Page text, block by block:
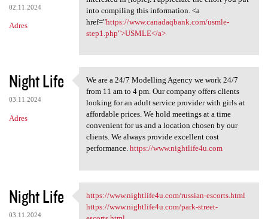
02.11.2024
Adres
into compiling this information. <a
href="https://www.canadaqbank.com/usmle-
step1.php">USMLE</a>
Night Life
03.11.2024
Adres
We are a 24/7 Modelling
We are a 24/7 Modelling Agency we work 24/7
from 11 am to 4 pm. Our company offers clients
looking for an adult service provider with girls at
affordable prices. We hold meetings at a time
convenient for us and a location chosen by our
clients. We always provide excellent cost
performance. https://www.nightlife4u.com
Night Life
03.11.2024
https://www.nightlife4u.com
https://www.nightlife4u.com/russian-escorts.html
https://www.nightlife4u.com/park-street-